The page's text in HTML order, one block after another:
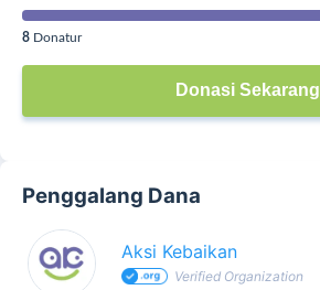
8 Donatur
Donasi Sekarang
Penggalang Dana
Aksi Kebaikan
Verified Organization